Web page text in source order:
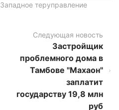
Западное теруправление
Следующая новость
Застройщик
проблемного дома в
Тамбове "Махаон"
заплатит
государству 19,8 млн
руб